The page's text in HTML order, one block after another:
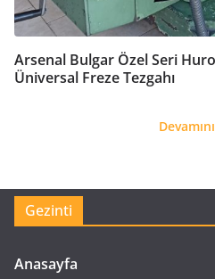
Arsenal Bulgar Özel Seri
Üniversal Freze Tezgahı
Gezinti
Anasayfa